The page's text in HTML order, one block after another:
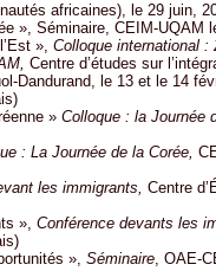
africaines), le 29 juin,
», Séminaire, CEIM-UQAM
», Colloque international :
Centre d’études sur
Dandurand, le 13 et le 14
» Colloque : la Journée
: La Journée de la Corée,
les immigrants,
Centre
», Conférence devants les
», Séminaire, OAE-